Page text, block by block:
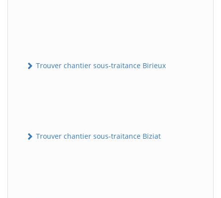
Trouver chantier sous-traitance Birieux
Trouver chantier sous-traitance Biziat